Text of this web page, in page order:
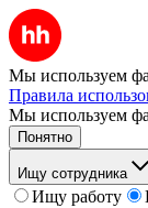
Мы используем
Правила
Мы используем
Понятно
Ищу сотрудника
Ищу работу